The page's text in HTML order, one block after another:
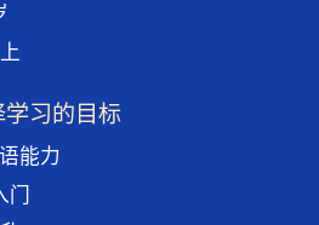
学习的目标
能力
门